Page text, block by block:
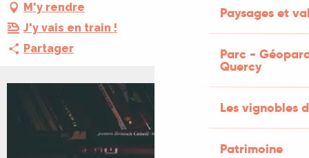
Paysages et
Parc -
Quercy
Les vignobles
Patrimoine
M'y rendre
J'y vais en train !
Partager